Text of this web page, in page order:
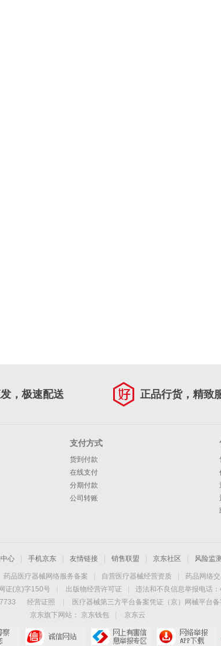
，极速配送 正品行货，精致
支付方式
货到付款
在线支付
分期付款
公司转账
心 手机京东 友情链接 销售联盟 京东社区 风险监测
药品医疗器械网络服务备案 自营医疗器械经营资质 药品网络
证(京)字150号
出版物经营许可证
违法和不良信息举报电话
经营证照 医疗器械第三方平台备案凭证（京）网械平台
京东旗下网站：
京东钱包
京东云